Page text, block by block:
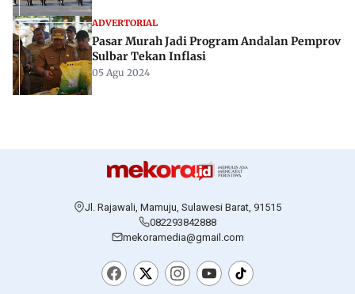
ADVERTORIAL
Pasar Murah Jadi Program Andalan Pemprov
Sulbar Tekan Inflasi
05 Agu 2024
Jl. Rajawali, Mamuju, Sulawesi Barat, 91515
082293842888
mekoramedia@gmail.com